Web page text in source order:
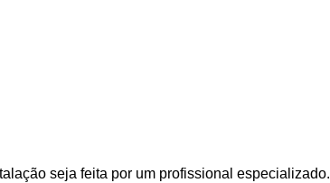
seja feita por um profissional especializado.